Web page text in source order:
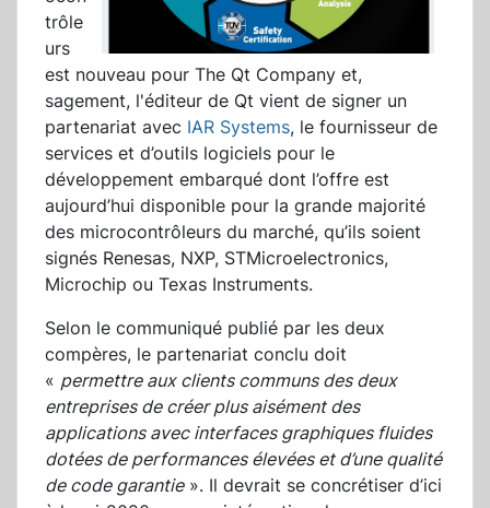
trôle
urs
est nouveau pour The Qt Company et,
sagement, l'éditeur de Qt vient de signer un
partenariat avec IAR Systems, le fournisseur de
services et d’outils logiciels pour le
développement embarqué dont l’offre est
aujourd’hui disponible pour la grande majorité
des microcontrôleurs du marché, qu’ils soient
signés Renesas, NXP, STMicroelectronics,
Microchip ou Texas Instruments.
Selon le communiqué publié par les deux
compères, le partenariat conclu doit
« permettre aux clients communs des deux
entreprises de créer plus aisément des
applications avec interfaces graphiques fluides
dotées de performances élevées et d’une qualité
de code garantie». Il devrait se concrétiser d’ici